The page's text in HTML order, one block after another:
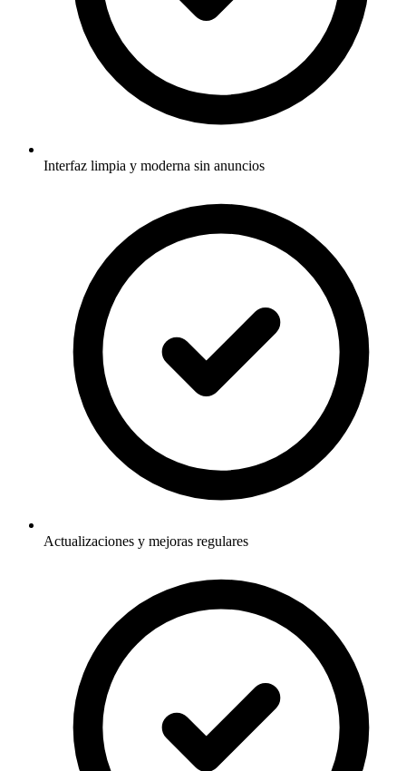
Interfaz limpia y moderna sin anuncios
Actualizaciones y mejoras regulares